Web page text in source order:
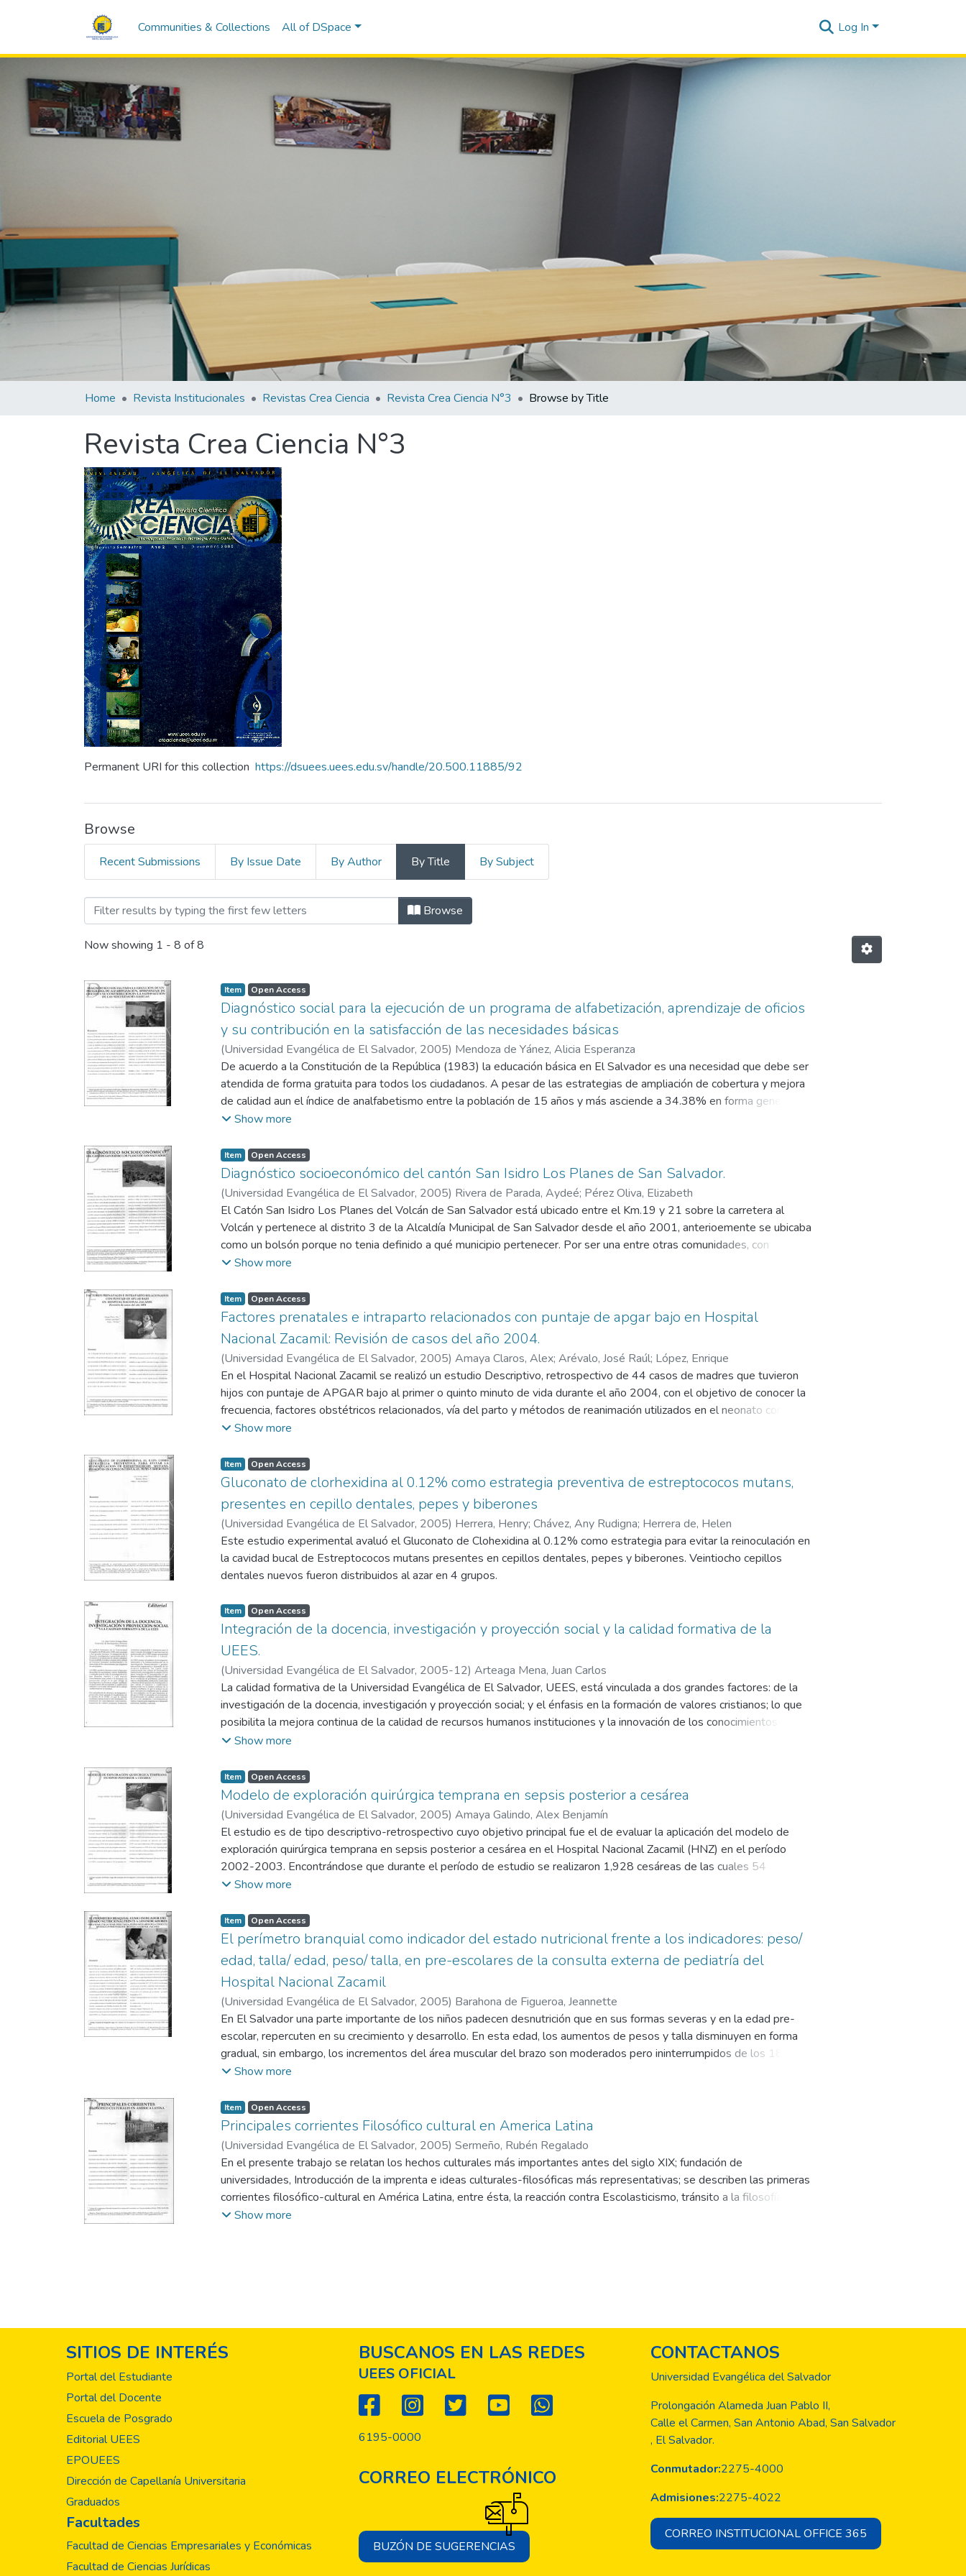
Communities & Collections All of DSpace Log In
Home Revista Institucionales Revistas Crea Ciencia Revista Crea Ciencia N°3 Browse by Title
Revista Crea Ciencia N°3
Permanent URI for this collection https://dsuees.uees.edu.sv/handle/20.500.11885/92
Browse
Recent Submissions By Issue Date By Author By Title By Subject
Browsing Revista Crea Ciencia N°3 by Title
Browse
Now showing 1 - 8 of 8
Item Open Access
Diagnóstico social para la ejecución de un programa de alfabetización, aprendizaje de oficios
y su contribución en la satisfacción de las necesidades básicas
(Universidad Evangélica de El Salvador, 2005) Mendoza de Yánez, Alicia Esperanza
De acuerdo a la Constitución de la República (1983) la educación básica en El Salvador es una necesidad que debe ser
atendida de forma gratuita para todos los ciudadanos. A pesar de las estrategias de ampliación de cobertura y mejora
de calidad aun el índice de analfabetismo entre la población de 15 años y más asciende a 34.38% en forma general,
incrementándose en el área rural donde alcanza un 39.20% y es ahí donde se concentra el 45% de la población con los
Show more
Item Open Access
Diagnóstico socioeconómico del cantón San Isidro Los Planes de San Salvador.
(Universidad Evangélica de El Salvador, 2005) Rivera de Parada, Aydeé; Pérez Oliva, Elizabeth
El Catón San Isidro Los Planes del Volcán de San Salvador está ubicado entre el Km.19 y 21 sobre la carretera al
Volcán y pertenece al distrito 3 de la Alcaldía Municipal de San Salvador desde el año 2001, anterioemente se ubicaba
como un bolsón porque no tenia definido a qué municipio pertenecer. Por ser una entre otras comunidades, con
marcadas necesidades sociales se decidío explorar la situación e identificar la condición de vida de sus habitantes, con
estudiantes y docentes pueda impulsar el desarrollo del cantón y cumplir con lo que la Misión Institucional demanda
respecto al servicio a su semejantes.
Show more
Item Open Access
Factores prenatales e intraparto relacionados con puntaje de apgar bajo en Hospital
Nacional Zacamil: Revisión de casos del año 2004.
(Universidad Evangélica de El Salvador, 2005) Amaya Claros, Alex; Arévalo, José Raúl; López, Enrique
En el Hospital Nacional Zacamil se realizó un estudio Descriptivo, retrospectivo de 44 casos de madres que tuvieron
hijos con puntaje de APGAR bajo al primer o quinto minuto de vida durante el año 2004, con el objetivo de conocer la
frecuencia, factores obstétricos relacionados, vía del parto y métodos de reanimación utilizados en el neonato con
APGAR bajo en el servicio de partos de dicha institución.
Show more
Item Open Access
Gluconato de clorhexidina al 0.12% como estrategia preventiva de estreptococos mutans,
presentes en cepillo dentales, pepes y biberones
(Universidad Evangélica de El Salvador, 2005) Herrera, Henry; Chávez, Any Rudigna; Herrera de, Helen
Este estudio experimental avaluó el Gluconato de Clohexidina al 0.12% como estrategia para evitar la reinoculación en
la cavidad bucal de Estreptococos mutans presentes en cepillos dentales, pepes y biberones. Veintiocho cepillos
dentales nuevos fueron distribuidos al azar en 4 grupos.
Item Open Access
Integración de la docencia, investigación y proyección social y la calidad formativa de la
UEES.
(Universidad Evangélica de El Salvador, 2005-12) Arteaga Mena, Juan Carlos
La calidad formativa de la Universidad Evangélica de El Salvador, UEES, está vinculada a dos grandes factores: de la
investigación de la docencia, investigación y proyección social; y el énfasis en la formación de valores cristianos; lo que
posibilita la mejora continua de la calidad de recursos humanos instituciones y la innovación de los conocimientos que
adquieren los estudiantes.
Show more
Item Open Access
Modelo de exploración quirúrgica temprana en sepsis posterior a cesárea
(Universidad Evangélica de El Salvador, 2005) Amaya Galindo, Alex Benjamín
El estudio es de tipo descriptivo-retrospectivo cuyo objetivo principal fue el de evaluar la aplicación del modelo de
exploración quirúrgica temprana en sepsis posterior a cesárea en el Hospital Nacional Zacamil (HNZ) en el período
2002-2003. Encontrándose que durante el período de estudio se realizaron 1,928 cesáreas de las cuales 54
presentaron proceso infeccioso posterior a cirugía.
Show more
Item Open Access
El perímetro branquial como indicador del estado nutricional frente a los indicadores: peso/
edad, talla/ edad, peso/ talla, en pre-escolares de la consulta externa de pediatría del
Hospital Nacional Zacamil
(Universidad Evangélica de El Salvador, 2005) Barahona de Figueroa, Jeannette
En El Salvador una parte importante de los niños padecen desnutrición que en sus formas severas y en la edad pre-
escolar, repercuten en su crecimiento y desarrollo. En esta edad, los aumentos de pesos y talla disminuyen en forma
gradual, sin embargo, los incrementos del área muscular del brazo son moderados pero ininterrumpidos de los 18 a los
69 meses, por lo que el perímetro branquial es un indicador sensible, y específico en la detección de cambios
especificidad del perímetro branquial como indicados de masa corporal, frente a las medidas Peso/Edad, Talla/edad y
Peso/talla.
Show more
Item Open Access
Principales corrientes Filosófico cultural en America Latina
(Universidad Evangélica de El Salvador, 2005) Sermeño, Rubén Regalado
En el presente trabajo se relatan los hechos culturales más importantes antes del siglo XIX; fundación de
universidades, Introducción de la imprenta e ideas culturales-filosóficas más representativas; se describen las primeras
corrientes filosófico-cultural en América Latina, entre ésta, la reacción contra Escolasticismo, tránsito a la filosofía
moderna y los carácteres del despertar filosófico en América Latina: un realismo, un repudio de la autoridad y la
Show more
SITIOS DE INTERÉS
Portal del Estudiante
Portal del Docente
Escuela de Posgrado
Editorial UEES
EPOUEES
Dirección de Capellanía Universitaria
Graduados
Facultades
Facultad de Ciencias Empresariales y Económicas
Facultad de Ciencias Jurídicas
BUSCANOS EN LAS REDES
UEES OFICIAL
6195-0000
CORREO ELECTRÓNICO
BUZÓN DE SUGERENCIAS
CONTACTANOS
Universidad Evangélica del Salvador
Prolongación Alameda Juan Pablo II,
Calle el Carmen, San Antonio Abad, San Salvador
, El Salvador.
Conmutador:2275-4000
Admisiones:2275-4022
CORREO INSTITUCIONAL OFFICE 365